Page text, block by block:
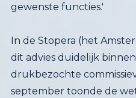
gewenste functies.'
In de Stopera (het
dit advies duidelijk
drukbezochte
september toonde de
bereidwillig om mee te
'voedselhub' in de
met voedsel te maken
distributiehallen zijn
de bestaande
toegerust. Een